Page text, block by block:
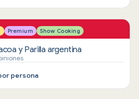
Premium Show Cooking
y Parilla argentina
persona